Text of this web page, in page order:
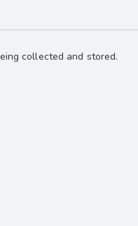
collected and stored.